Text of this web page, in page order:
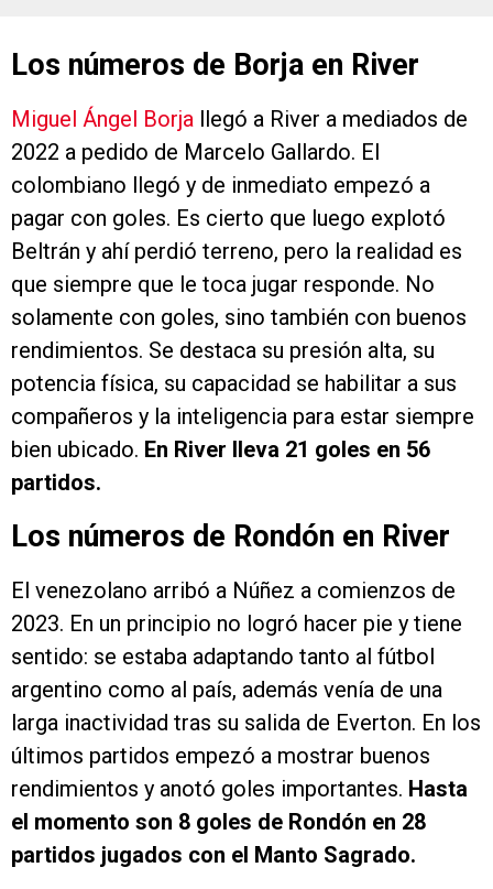
Los números de Borja en River
Miguel Ángel Borja llegó a River a mediados de
2022 a pedido de Marcelo Gallardo. El
colombiano llegó y de inmediato empezó a
pagar con goles. Es cierto que luego explotó
Beltrán y ahí perdió terreno, pero la realidad es
que siempre que le toca jugar responde. No
solamente con goles, sino también con buenos
rendimientos. Se destaca su presión alta, su
potencia física, su capacidad se habilitar a sus
compañeros y la inteligencia para estar siempre
bien ubicado. En River lleva 21 goles en 56
partidos.
Los números de Rondón en River
El venezolano arribó a Núñez a comienzos de
2023. En un principio no logró hacer pie y tiene
sentido: se estaba adaptando tanto al fútbol
argentino como al país, además venía de una
larga inactividad tras su salida de Everton. En los
últimos partidos empezó a mostrar buenos
rendimientos y anotó goles importantes. Hasta
el momento son 8 goles de Rondón en 28
partidos jugados con el Manto Sagrado.